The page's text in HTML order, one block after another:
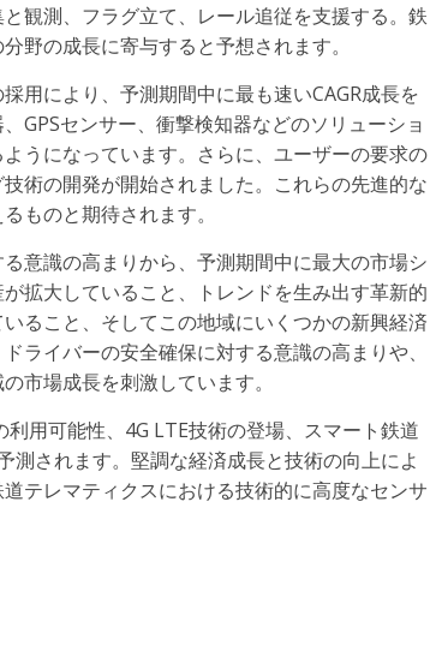
観測、フラグ立て、レール追従を支援する。鉄
野の成長に寄与すると予想されます。
用により、予測期間中に最も速いCAGR成長を
GPSセンサー、衝撃検知器などのソリューショ
うになっています。さらに、ユーザーの要求の
術の開発が開始されました。これらの先進的な
ものと期待されます。
意識の高まりから、予測期間中に最大の市場シ
拡大していること、トレンドを生み出す革新的
ること、そしてこの地域にいくつかの新興経済
ライバーの安全確保に対する意識の高まりや、
市場成長を刺激しています。
用可能性、4G LTE技術の登場、スマート鉄道
測されます。堅調な経済成長と技術の向上によ
テレマティクスにおける技術的に高度なセンサ